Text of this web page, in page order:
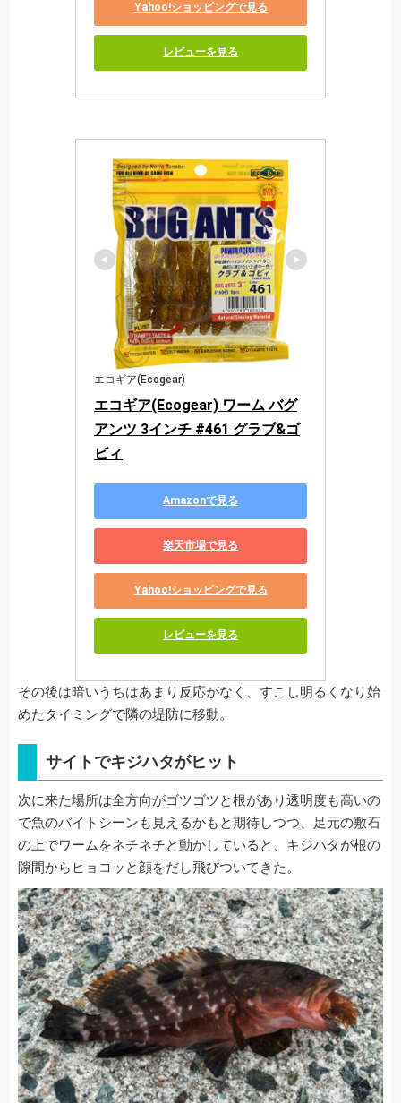
Yahoo!ショッピングで見る
レビューを見る
エコギア(Ecogear)
エコギア(Ecogear) ワーム バグ
アンツ 3インチ #461 グラブ&ゴ
ビィ
Amazonで見る
楽天市場で見る
Yahoo!ショッピングで見る
レビューを見る
その後は暗いうちはあまり反応がなく、すこし明るくなり始
めたタイミングで隣の堤防に移動。
サイトでキジハタがヒット
次に来た場所は全方向がゴツゴツと根があり透明度も高いの
で魚のバイトシーンも見えるかもと期待しつつ、足元の敷石
の上でワームをネチネチと動かしていると、キジハタが根の
隙間からヒョコッと顔をだし飛びついてきた。